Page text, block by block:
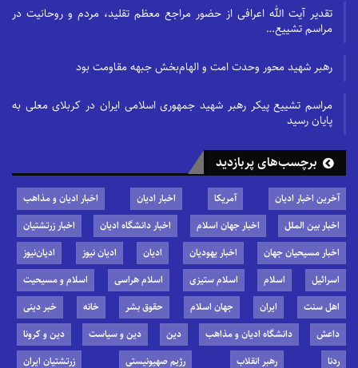
تقدیر آیت الله اعرافی از حضور مراجع معظم تقلید، مردم و روحانیت در
مراسم تشییع…
رهبر شهید محور وحدت امت و الهام‌بخش جبهه مقاومت بود
مراسم تشییع پیکر رهبر شهید جمهوری اسلامی ایران در کربلای معلی به
پایان رسید
برچسب‌های پربازدید
آخرین اخبار ادیان آمریکا اخبار ادیان
اخبار ادیان و مذاهب
اخبار بین الملل
اخبار جهان اسلام اخبار دانشگاه ادیان
اخبار زرتشتیان
اخبار مسیحیان جهان
اخبار یهودیان ادیان ادیان نیوز
ادیان‌نیوز
اسرائیل
اسلام اسلام ستیزی اسلام هراسی
اسلام و مسیحیت
اهل سنت
ایران جهان اسلام حقوق بشر خانه
خبر دینی
داعش
دانشگاه ادیان و مذاهب دین دین و سیاست
دین و کرونا
ردنا
رهبر انقلاب رژیم صهیونیستی زرتشتیان ایران